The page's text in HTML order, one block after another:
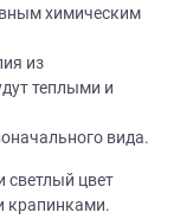
химическим
из
теплыми и
вида.
светлый цвет
крапинками.